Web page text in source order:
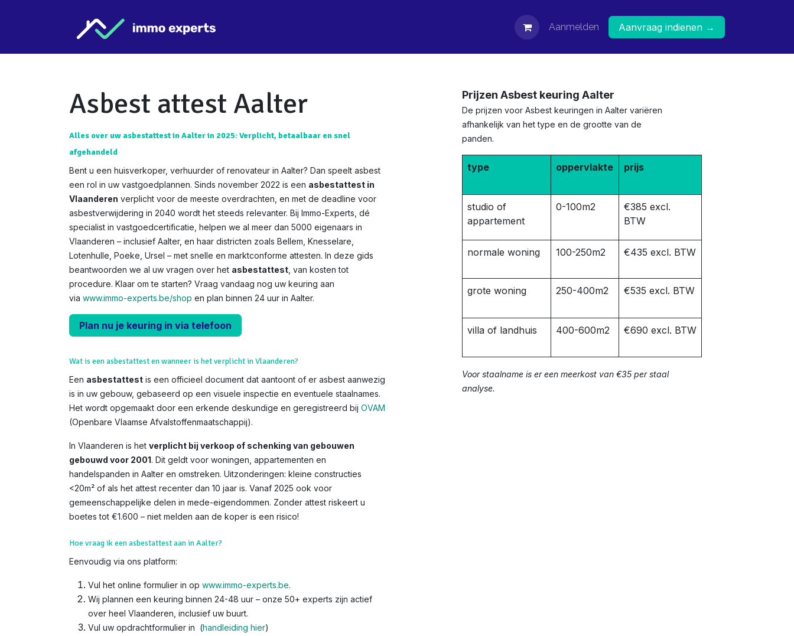
Contact Aanmelden Aanvraag indienen →
Asbest attest Aalter
Alles over uw asbestattest in Aalter in 2025: Verplicht, betaalbaar en snel
afgehandeld
Bent u een huisverkoper, verhuurder of renovateur in Aalter? Dan speelt asbest
een rol in uw vastgoedplannen. Sinds november 2022 is een asbestattest in
Vlaanderen verplicht voor de meeste overdrachten, en met de deadline voor
asbestverwijdering in 2040 wordt het steeds relevanter. Bij Immo-Experts, dé
specialist in vastgoedcertificatie, helpen we al meer dan 5000 eigenaars in
Vlaanderen – inclusief Aalter, en haar districten zoals Bellem, Knesselare,
Lotenhulle, Poeke, Ursel – met snelle en marktconforme attesten. In deze gids
beantwoorden we al uw vragen over het asbestattest , van kosten tot
procedure. Klaar om te starten? Vraag vandaag nog uw keuring aan
via www.immo-experts.be/shop en plan binnen 24 uur in Aalter.
Plan nu je keuring in via telefoon
Wat is een asbestattest en wanneer is het verplicht in Vlaanderen?
Een asbestattest is een officieel document dat aantoont of er asbest aanwezig
is in uw gebouw, gebaseerd op een visuele inspectie en eventuele staalnames.
Het wordt opgemaakt door een erkende deskundige en geregistreerd bij OVAM
(Openbare Vlaamse Afvalstoffenmaatschappij).
In Vlaanderen is het verplicht bij verkoop of schenking van gebouwen
gebouwd voor 2001. Dit geldt voor woningen, appartementen en
handelspanden in Aalter en omstreken. Uitzonderingen: kleine constructies
<20m² of als het attest recenter dan 10 jaar is. Vanaf 2025 ook voor
gemeenschappelijke delen in mede-eigendommen. Zonder attest riskeert u
boetes tot €1.600 – niet melden aan de koper is een risico!​
Hoe vraag ik een asbestattest aan in Aalter?
Eenvoudig via ons platform:
Vul het online formulier in op www.immo-experts.be.
Wij plannen een keuring binnen 24-48 uur – onze 50+ experts zijn actief
over heel Vlaanderen, inclusief uw buurt.
Vul uw opdrachtformulier in (handleiding hier)
Prijzen Asbest keuring Aalter
De prijzen voor Asbest keuringen in Aalter variëren
afhankelijk van het type en de grootte van de
panden.
type oppervlakte prijs
studio of
appartement
0-100m2
€385 excl.
BTW
normale woning 100-250m2 €435 excl. BTW
grote woning 250-400m2 €535 excl. BTW
villa of landhuis 400-600m2 €690 excl. BTW
Voor staalname is er een meerkost van €35 per staal
analyse.